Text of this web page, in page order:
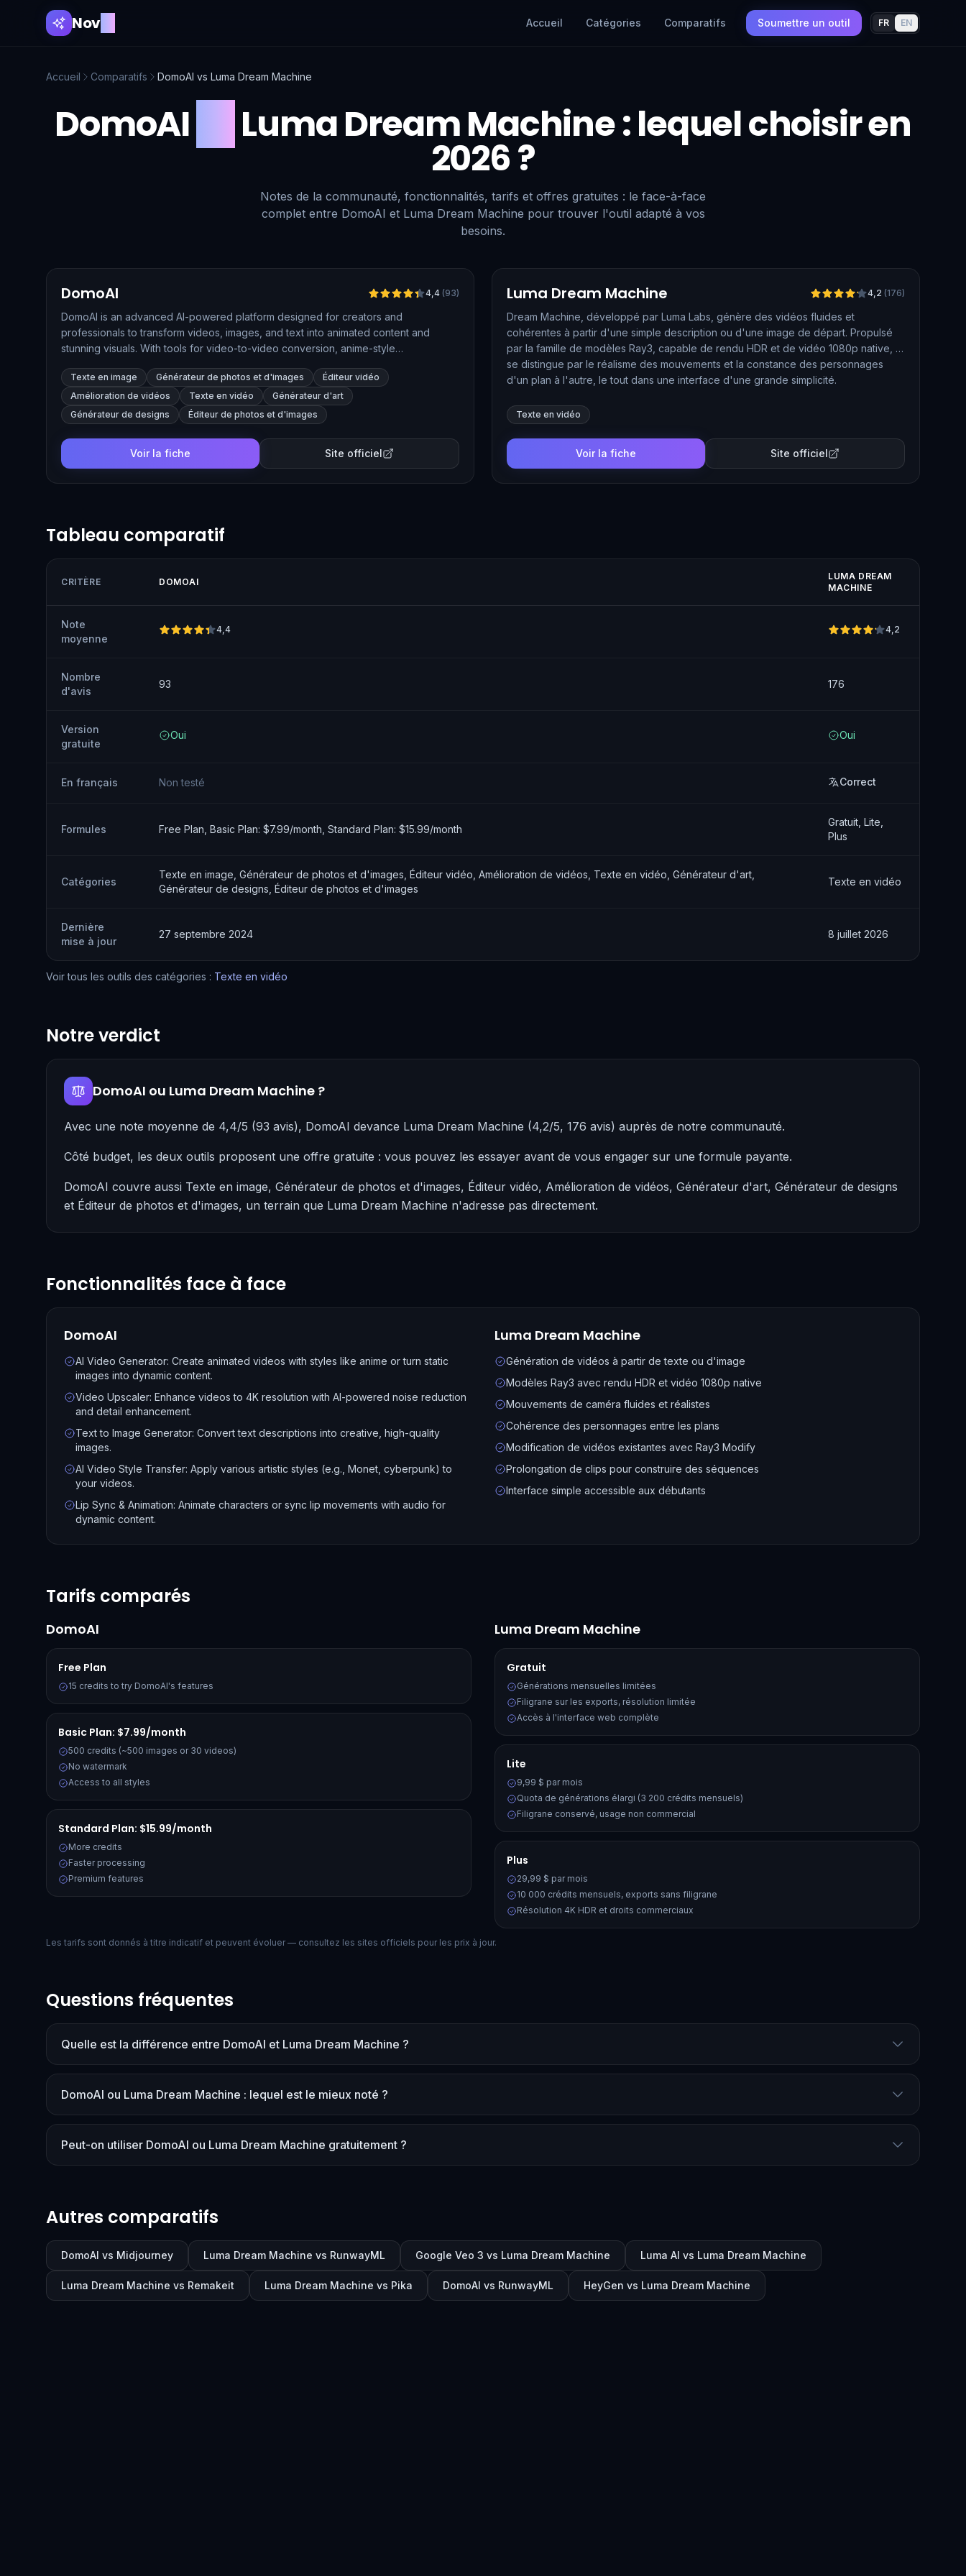
NovAI Accueil Catégories Comparatifs Soumettre un outil FR EN
Accueil Comparatifs DomoAI vs Luma Dream Machine
DomoAI Luma Dream Machine: lequel choisir en
2026 ?
Notes de la communauté, fonctionnalités, tarifs et offres gratuites : le face-à-face
complet entre DomoAI et Luma Dream Machine pour trouver l'outil adapté à vos
besoins.
DomoAI 4,4 (93)
DomoAI is an advanced AI-powered platform designed for creators and
professionals to transform videos, images, and text into animated content and
stunning visuals. With tools for video-to-video conversion, anime-style
provides a creative suite that fits the needs of marketers, video editors, and digital
artists.
Texte en image Générateur de photos et d'images
Éditeur vidéo
Amélioration de vidéos
Texte en vidéo
Générateur d'art
Générateur de designs
Éditeur de photos et d'images
Voir la fiche Site officiel
Luma Dream Machine 4,2 (176)
Dream Machine, développé par Luma Labs, génère des vidéos fluides et
cohérentes à partir d'une simple description ou d'une image de départ. Propulsé
par la famille de modèles Ray3, capable de rendu HDR et de vidéo 1080p native, il
se distingue par le réalisme des mouvements et la constance des personnages
d'un plan à l'autre, le tout dans une interface d'une grande simplicité.
Texte en vidéo
Voir la fiche Site officiel
Tableau comparatif
CRITÈRE DOMOAI
LUMA DREAM
MACHINE
Note
moyenne
4,4 4,2
Nombre
d'avis
93 176
Version
gratuite
Oui Oui
En français Non testé Correct
Formules Free Plan, Basic Plan: $7.99/month, Standard Plan: $15.99/month
Gratuit, Lite,
Plus
Catégories
Texte en image, Générateur de photos et d'images, Éditeur vidéo, Amélioration de vidéos, Texte en vidéo, Générateur d'art,
Générateur de designs, Éditeur de photos et d'images
Texte en vidéo
Dernière
mise à jour
27 septembre 2024 8 juillet 2026
Voir tous les outils des catégories : Texte en vidéo
Notre verdict
DomoAI ou Luma Dream Machine ?
Avec une note moyenne de 4,4/5 (93 avis), DomoAI devance Luma Dream Machine (4,2/5, 176 avis) auprès de notre communauté.
Côté budget, les deux outils proposent une offre gratuite : vous pouvez les essayer avant de vous engager sur une formule payante.
DomoAI couvre aussi Texte en image, Générateur de photos et d'images, Éditeur vidéo, Amélioration de vidéos, Générateur d'art, Générateur de designs
et Éditeur de photos et d'images, un terrain que Luma Dream Machine n'adresse pas directement.
Fonctionnalités face à face
DomoAI
AI Video Generator: Create animated videos with styles like anime or turn static
images into dynamic content.
Video Upscaler: Enhance videos to 4K resolution with AI-powered noise reduction
and detail enhancement.
Text to Image Generator: Convert text descriptions into creative, high-quality
images.
AI Video Style Transfer: Apply various artistic styles (e.g., Monet, cyberpunk) to
your videos.
Lip Sync & Animation: Animate characters or sync lip movements with audio for
dynamic content.
Luma Dream Machine
Génération de vidéos à partir de texte ou d'image
Modèles Ray3 avec rendu HDR et vidéo 1080p native
Mouvements de caméra fluides et réalistes
Cohérence des personnages entre les plans
Modification de vidéos existantes avec Ray3 Modify
Prolongation de clips pour construire des séquences
Interface simple accessible aux débutants
Tarifs comparés
DomoAI
Free Plan
15 credits to try DomoAI's features
Basic Plan: $7.99/month
500 credits (~500 images or 30 videos)
No watermark
Access to all styles
Standard Plan: $15.99/month
More credits
Faster processing
Premium features
Luma Dream Machine
Gratuit
Générations mensuelles limitées
Filigrane sur les exports, résolution limitée
Accès à l'interface web complète
Lite
9,99 $ par mois
Quota de générations élargi (3 200 crédits mensuels)
Filigrane conservé, usage non commercial
Plus
29,99 $ par mois
10 000 crédits mensuels, exports sans filigrane
Résolution 4K HDR et droits commerciaux
Les tarifs sont donnés à titre indicatif et peuvent évoluer — consultez les sites officiels pour les prix à jour.
Questions fréquentes
Quelle est la différence entre DomoAI et Luma Dream Machine ?
DomoAI ou Luma Dream Machine : lequel est le mieux noté ?
Peut-on utiliser DomoAI ou Luma Dream Machine gratuitement ?
Autres comparatifs
DomoAI vs Midjourney Luma Dream Machine vs RunwayML Google Veo 3 vs Luma Dream Machine Luma AI vs Luma Dream Machine
Luma Dream Machine vs Remakeit Luma Dream Machine vs Pika DomoAI vs RunwayML HeyGen vs Luma Dream Machine